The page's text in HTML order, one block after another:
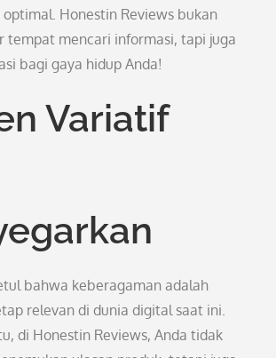
Honestin Reviews bukan
tempat mencari informasi, tapi juga
bagi gaya hidup Anda!
Variatif
bahwa keberagaman adalah
relevan di dunia digital saat ini.
di Honestin Reviews, Anda tidak